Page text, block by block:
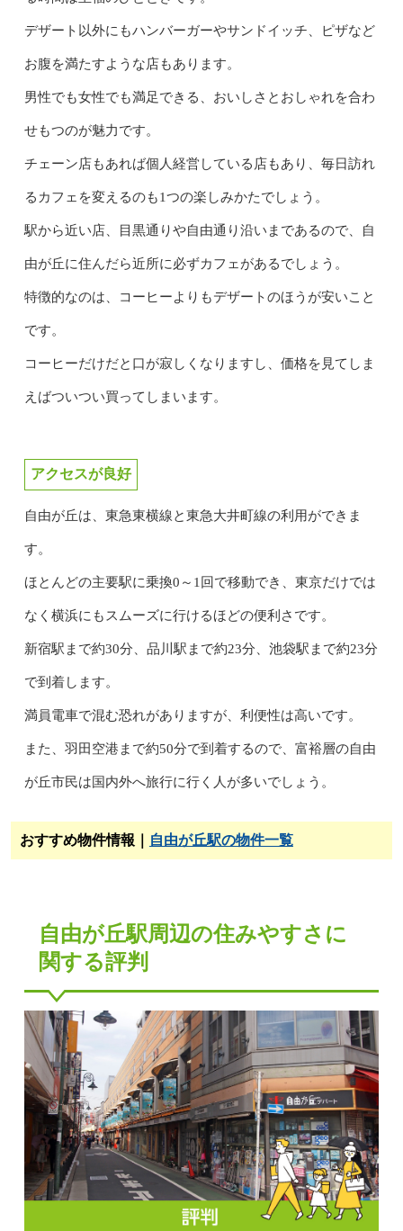
デザート以外にもハンバーガーやサンドイッチ、ピザなど
お腹を満たすような店もあります。
男性でも女性でも満足できる、おいしさとおしゃれを合わ
せもつのが魅力です。
チェーン店もあれば個人経営している店もあり、毎日訪れ
るカフェを変えるのも1つの楽しみかたでしょう。
駅から近い店、目黒通りや自由通り沿いまであるので、自
由が丘に住んだら近所に必ずカフェがあるでしょう。
特徴的なのは、コーヒーよりもデザートのほうが安いこと
です。
コーヒーだけだと口が寂しくなりますし、価格を見てしま
えばついつい買ってしまいます。
アクセスが良好
自由が丘は、東急東横線と東急大井町線の利用ができま
す。
ほとんどの主要駅に乗換0～1回で移動でき、東京だけでは
なく横浜にもスムーズに行けるほどの便利さです。
新宿駅まで約30分、品川駅まで約23分、池袋駅まで約23分
で到着します。
満員電車で混む恐れがありますが、利便性は高いです。
また、羽田空港まで約50分で到着するので、富裕層の自由
が丘市民は国内外へ旅行に行く人が多いでしょう。
おすすめ物件情報｜ 自由が丘駅の物件一覧
自由が丘駅周辺の住みやすさに
関する評判